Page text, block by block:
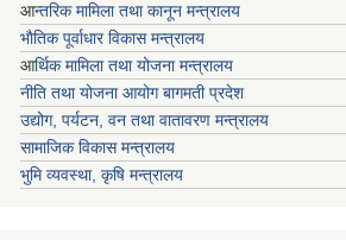
आन्तरिक मामिला तथा कानून मन्त्रालय
भाैतिक पूर्वाधार विकास मन्त्रालय
आर्थिक मामिला तथा योजना मन्त्रालय
नीति तथा योजना आयोग बागमती प्रदेश
उद्योग, पर्यटन, वन तथा वातावरण मन्त्रालय
सामाजिक विकास मन्त्रालय
भुमि व्यवस्था, कृषि मन्त्रालय